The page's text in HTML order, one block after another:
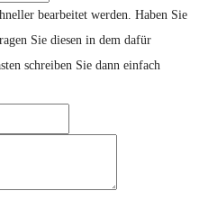
bearbeitet werden. Haben Sie
Sie diesen in dem dafür
schreiben Sie dann einfach